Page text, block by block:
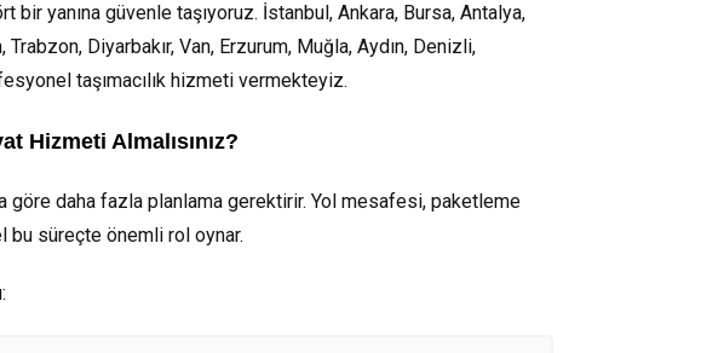
bir yanına güvenle taşıyoruz. İstanbul, Ankara, Bursa, Antalya,
Diyarbakır, Van, Erzurum, Muğla, Aydın, Denizli,
taşımacılık hizmeti vermekteyiz.
Hizmeti Almalısınız?
göre daha fazla planlama gerektirir. Yol mesafesi, paketleme
süreçte önemli rol oynar.